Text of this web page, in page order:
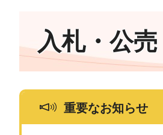
入札・公売
重要なお知らせ